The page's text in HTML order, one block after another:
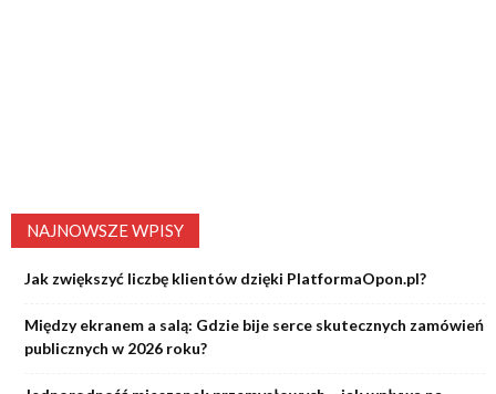
NAJNOWSZE WPISY
Jak zwiększyć liczbę klientów dzięki PlatformaOpon.pl?
Między ekranem a salą: Gdzie bije serce skutecznych zamówień
publicznych w 2026 roku?